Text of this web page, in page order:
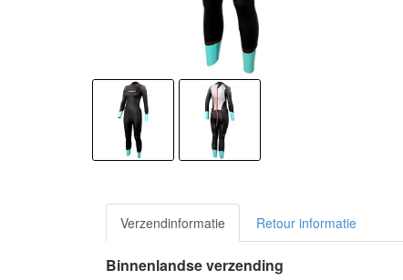
Verzendinformatie Retour informatie
Binnenlandse verzending